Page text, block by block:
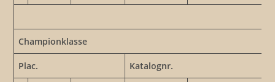
Championklasse
Plac. Katalognr.